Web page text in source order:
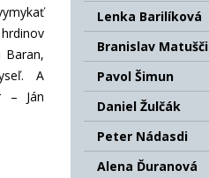
Baran,
A
– Ján
Lenka Barilíková
Branislav
Pavol Šimun
Daniel Žulčák
Peter Nádasdi
Alena Ďuranová